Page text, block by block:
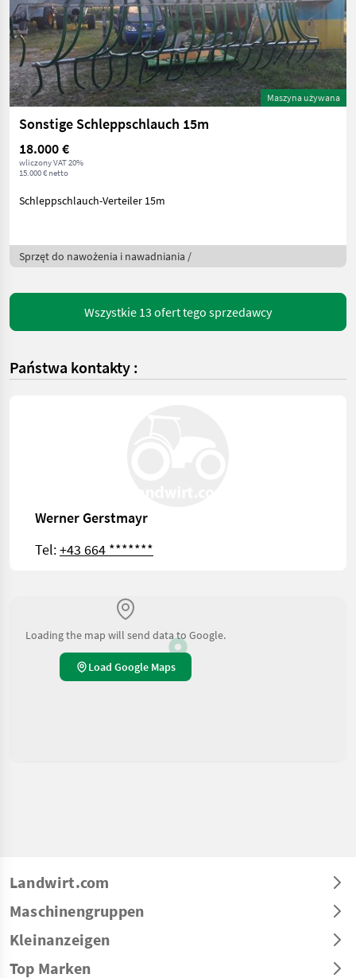
Maszyna używana
Sonstige Schleppschlauch 15m
18.000 €
wliczony VAT 20%
15.000 € netto
Schleppschlauch-Verteiler 15m
Sprzęt do nawożenia i nawadniania /
Wszystkie 13 ofert tego sprzedawcy
Państwa kontakty :
Werner Gerstmayr
Tel:+43 664 *******
Loading the map will send data to Google.
Load Google Maps
Landwirt.com
Maschinengruppen
Kleinanzeigen
Top Marken